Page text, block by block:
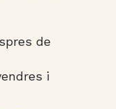
de
i